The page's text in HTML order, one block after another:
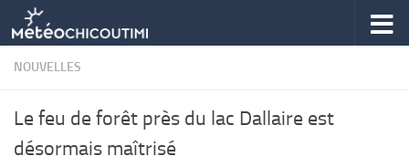
Skip to content
NOUVELLES
Le feu de forêt près du lac Dallaire est
désormais maîtrisé